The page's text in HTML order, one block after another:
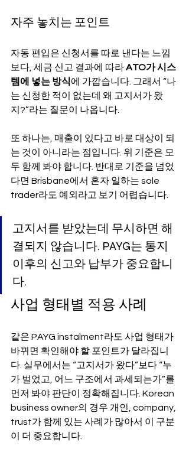
자주 놓치는 포인트
자동 편입은 신청서를 따로 낸다는 느낌
보다, 세금 신고 결과에 따라 ATO가 시스
템에 넣는 방식에 가깝습니다. 그래서 “나
는 신청한 적이 없는데 왜 고지서가 왔
지?”라는 질문이 나옵니다.
또 하나는, 매출이 있다고 바로 대상이 되
는 것이 아니라는 점입니다. 위 기준은 모
두 함께 봐야 합니다. 반대로 기준을 넘었
다면 Brisbane에서 혼자 일하는 sole
trader라도 예외라고 보기 어렵습니다.
고지서를 받았는데 무시하면 해
결되지 않습니다. PAYG는 통지
이후의 신고와 납부가 중요합니
다.
사업 형태별 적용 사례
같은 PAYG instalment라도 사업 형태가
바뀌면 확인해야 할 포인트가 달라집니
다. 실무에서는 “고지서가 왔다”보다 “누
가 벌었고, 어느 구조에서 과세되는가”를
먼저 봐야 판단이 정확해집니다. Korean
business owner의 경우 개인, company,
trust가 함께 있는 사례가 많아서 이 구분
이 더 중요합니다.